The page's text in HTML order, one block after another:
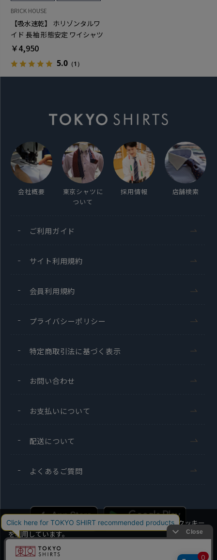
BRICK HOUSE
【吸水速乾】 ホリゾンタルワ
イド 長袖 形態安定 ワイシャツ
大きいサイズ
￥4,950
5.0（1）
会社概要
東京シャツに
ついて
採用情報 店舗検索
ご利用ガイド
サイト利用規約
会員利用規約
プライバシーポリシー
特定商取引法に基づく表示
お問い合わせ
お支払いについて
配送について
よくあるご質問
当社のウェブサイトでは、お客様の利便性向上のためにクッキー
を利用しています。
本ウェブサイトをこのままご利用になる場合、クッキーの使用に
同意いただいたものとみなします。